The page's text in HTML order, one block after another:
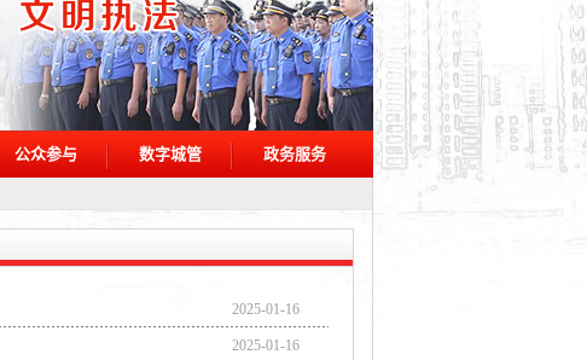
公众参与 数字城管 政务服务
2025-01-16
2025-01-16